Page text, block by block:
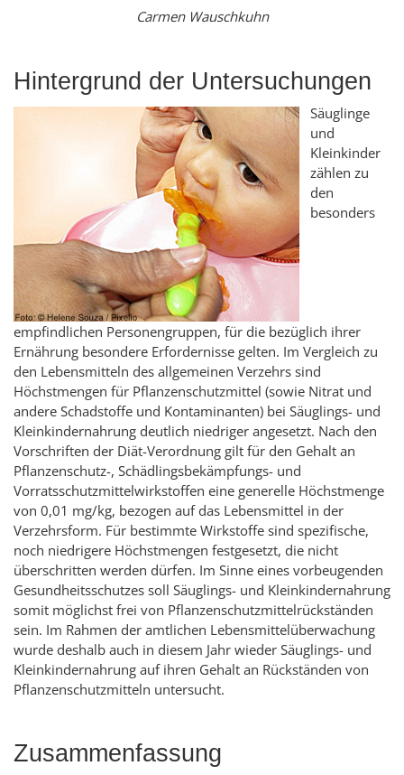
Carmen Wauschkuhn
Hintergrund der Untersuchungen
Säuglinge
und
Kleinkinder
zählen zu
den
besonders
empfindlichen Personengruppen, für die bezüglich ihrer
Ernährung besondere Erfordernisse gelten. Im Vergleich zu
den Lebensmitteln des allgemeinen Verzehrs sind
Höchstmengen für Pflanzenschutzmittel (sowie Nitrat und
andere Schadstoffe und Kontaminanten) bei Säuglings- und
Kleinkindernahrung deutlich niedriger angesetzt. Nach den
Vorschriften der Diät-Verordnung gilt für den Gehalt an
Pflanzenschutz-, Schädlingsbekämpfungs- und
Vorratsschutzmittelwirkstoffen eine generelle Höchstmenge
von 0,01 mg/kg, bezogen auf das Lebensmittel in der
Verzehrsform. Für bestimmte Wirkstoffe sind spezifische,
noch niedrigere Höchstmengen festgesetzt, die nicht
überschritten werden dürfen. Im Sinne eines vorbeugenden
Gesundheitsschutzes soll Säuglings- und Kleinkindernahrung
somit möglichst frei von Pflanzenschutzmittelrückständen
sein. Im Rahmen der amtlichen Lebensmittelüberwachung
wurde deshalb auch in diesem Jahr wieder Säuglings- und
Kleinkindernahrung auf ihren Gehalt an Rückständen von
Pflanzenschutzmitteln untersucht.
Zusammenfassung